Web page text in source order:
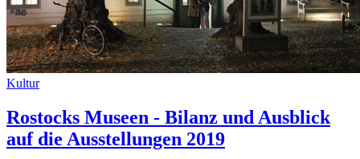
Kultur
Rostocks Museen - Bilanz und Ausblick
auf die Ausstellungen 2019